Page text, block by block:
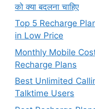
को क्या बदलना चाहिए
Top 5 Recharge
in Low Price
Monthly Mobile
Recharge Plans
Best Unlimited
Talktime Users